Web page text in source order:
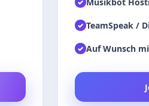
✓
✓ TeamSpeak /
✓ Auf Wunsch